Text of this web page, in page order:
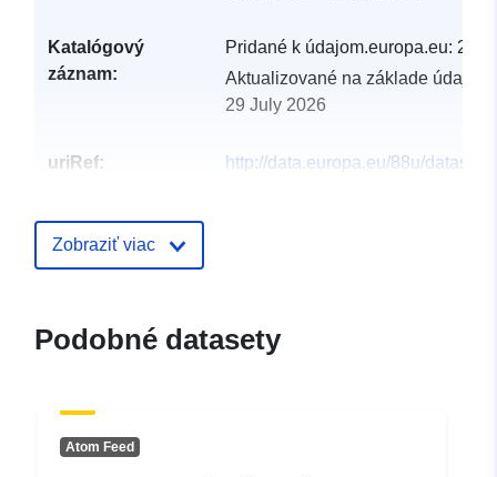
Katalógový
záznam:
Pridané k údajom.europa.eu: 28
Aktualizované na základe
29 July 2026
uriRef:
http://data.europa.eu/88u/dataset/
Zobraziť viac
Podobné datasety
Atom Feed